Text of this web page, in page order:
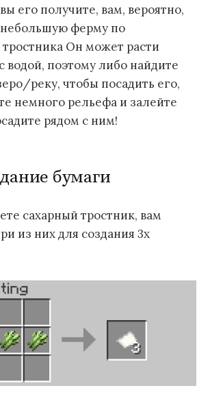
его получите, вам, вероятно,
небольшую ферму по
Он может расти
водой, поэтому либо найдите
реку, чтобы посадить его,
немного рельефа и залейте
рядом с ним!
бумаги
сахарный тростник, вам
из них для создания 3х